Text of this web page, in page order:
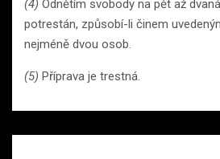
(4) Odnětím svobody na pět až
potrestán, způsobí-li činem
nejméně dvou osob.
(5) Příprava je trestná.